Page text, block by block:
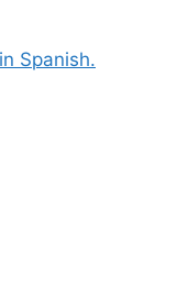
Spanish.